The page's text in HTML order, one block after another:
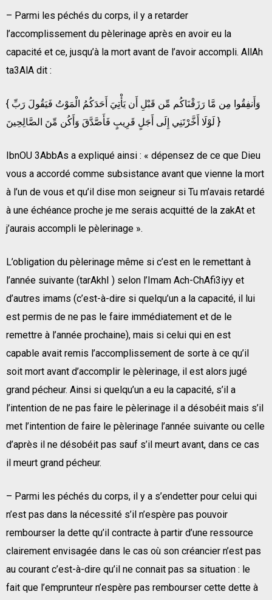
– Parmi les péchés du corps, il y a retarder
l’accomplissement du pèlerinage après en avoir eu la
capacité et ce, jusqu’à la mort avant de l’avoir accompli. AllAh
ta3AlA dit :
{ وَأَنفِقُوا مِن مَّا رَزَقْنَاكُم مِّن قَبْلِ أَن يَأْتِيَ أَحَدَكُمُ الْمَوْتُ فَيَقُولَ رَبِّ
لَوْلَا أَخَّرْتَنِي إِلَى أَجَلٍ قَرِيبٍ فَأَصَّدَّقَ وَأَكُن مِّنَ الصَّالِحِينَ }
IbnOU 3AbbAs a expliqué ainsi : « dépensez de ce que Dieu
vous a accordé comme subsistance avant que vienne la mort
à l’un de vous et qu’il dise mon seigneur si Tu m’avais retardé
à une échéance proche je me serais acquitté de la zakAt et
j’aurais accompli le pèlerinage ».
L’obligation du pèlerinage même si c’est en le remettant à
l’année suivante (tarAkhI ) selon l’Imam Ach-ChAfi3iyy et
d’autres imams (c’est-à-dire si quelqu’un a la capacité, il lui
est permis de ne pas le faire immédiatement et de le
remettre à l’année prochaine), mais si celui qui en est
capable avait remis l’accomplissement de sorte à ce qu’il
soit mort avant d’accomplir le pèlerinage, il est alors jugé
grand pécheur. Ainsi si quelqu’un a eu la capacité, s’il a
l’intention de ne pas faire le pèlerinage il a désobéit mais s’il
met l’intention de faire le pèlerinage l’année suivante ou celle
d’après il ne désobéit pas sauf s’il meurt avant, dans ce cas
il meurt grand pécheur.
– Parmi les péchés du corps, il y a s’endetter pour celui qui
n’est pas dans la nécessité s’il n’espère pas pouvoir
rembourser la dette qu’il contracte à partir d’une ressource
clairement envisagée dans le cas où son créancier n’est pas
au courant c’est-à-dire qu’il ne connait pas sa situation : le
fait que l’emprunteur n’espère pas rembourser cette dette à